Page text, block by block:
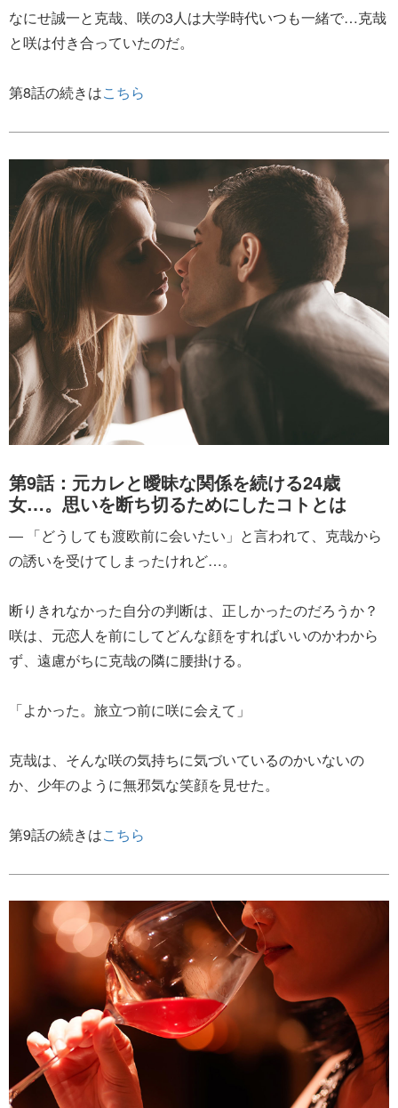
なにせ誠一と克哉、咲の3人は大学時代いつも一緒で…克哉
と咲は付き合っていたのだ。
第8話の続きはこちら
第9話：元カレと曖昧な関係を続ける24歳
女…。思いを断ち切るためにしたコトとは
― 「どうしても渡欧前に会いたい」と言われて、克哉から
の誘いを受けてしまったけれど…。
断りきれなかった自分の判断は、正しかったのだろうか？
咲は、元恋人を前にしてどんな顔をすればいいのかわから
ず、遠慮がちに克哉の隣に腰掛ける。
「よかった。旅立つ前に咲に会えて」
克哉は、そんな咲の気持ちに気づいているのかいないの
か、少年のように無邪気な笑顔を見せた。
第9話の続きはこちら